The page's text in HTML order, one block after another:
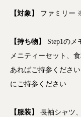
【対象】 ファミリー
【持ち物】 Step1の
メニティーセット、
あればご持参くださ
にご持参ください
【服装】 長袖シャツ